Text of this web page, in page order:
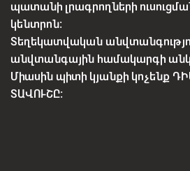
պատանի լրագրողների
կենտրոն:
Տեղեկատվական
անվտանգային համակարգի
Միասին պիտի կյանքի կոչենք
ՏԱՎՈՒՇԸ: